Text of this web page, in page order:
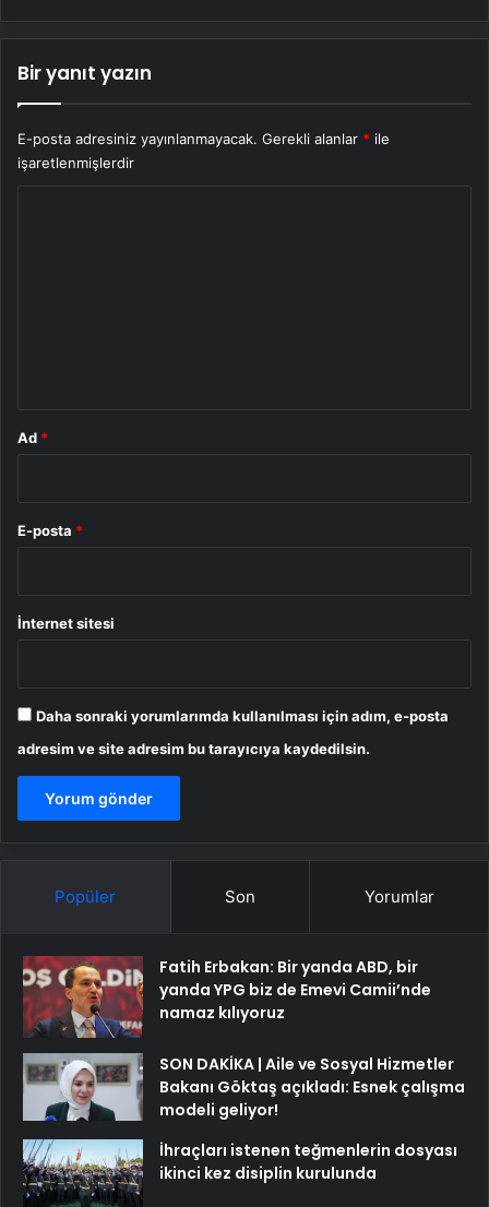
Bir yanıt yazın
E-posta adresiniz yayınlanmayacak. Gerekli alanlar * ile
işaretlenmişlerdir
Ad *
E-posta *
İnternet sitesi
Daha sonraki yorumlarımda kullanılması için adım, e-posta
adresim ve site adresim bu tarayıcıya kaydedilsin.
Popüler Son Yorumlar
Fatih Erbakan: Bir yanda ABD, bir
yanda YPG biz de Emevi Camii’nde
namaz kılıyoruz
SON DAKİKA | Aile ve Sosyal Hizmetler
Bakanı Göktaş açıkladı: Esnek çalışma
modeli geliyor!
İhraçları istenen teğmenlerin dosyası
ikinci kez disiplin kurulunda